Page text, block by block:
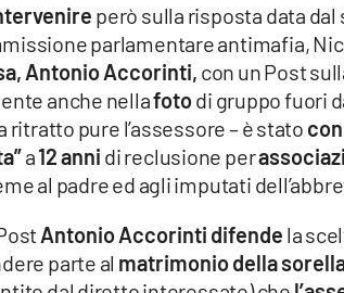
però sulla risposta data
parlamentare antimafia,
Antonio Accorinti, con un Post
anche nellafotodi gruppo fuori
ritratto pure l’assessore – è stato
a12 anni di reclusione per
al padre ed agli imputati
Antonio Accorinti difende la
parte al matrimonio della